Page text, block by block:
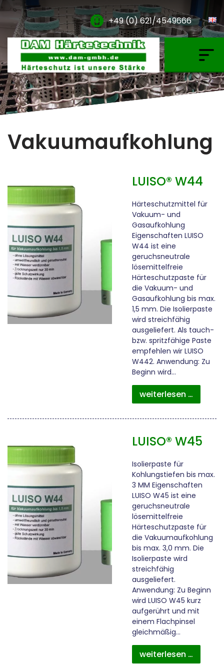
+49 (0) 621/4549666
Vakuumaufkohlung
LUISO® W44
Härteschutzmittel für
Vakuum- und
Gasaufkohlung
Eigenschaften LUISO
W44 ist eine
geruchsneutrale
lösemittelfreie
Härteschutzpaste für
die Vakuum- und
Gasaufkohlung bis max.
1,5 mm. Die Isolierpaste
wird streichfähig
ausgeliefert. Als tauch-
bzw. spritzfähige Paste
empfehlen wir LUISO
W442. Anwendung: Zu
Beginn wird…
weiterlesen …
LUISO® W45
Isolierpaste für
Kohlungstiefen bis max.
3 MM Eigenschaften
LUISO W45 ist eine
geruchsneutrale
lösemittelfreie
Härteschutzpaste für
die Vakuumaufkohlung
bis max. 3,0 mm. Die
Isolierpaste wird
streichfähig
ausgeliefert.
Anwendung: Zu Beginn
wird LUISO W45 kurz
aufgerührt und mit
einem Flachpinsel
gleichmäßig…
weiterlesen …
Gasaufkohlung & Granulataufkohlung
Nitrieren & Nitrocarburieren
Vakuumaufkohlung
Plasmanitrieren
Glühen & Oxidation
Verdünner & Reiniger